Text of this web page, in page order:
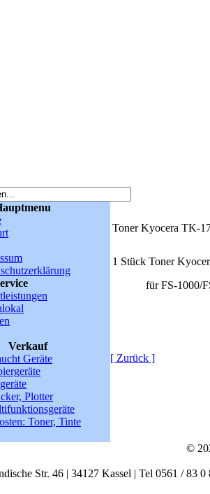
Verkauf
Geräte
Plotter
Toner, Tinte
Toner Kyocera TK-
1 Stück Toner
für FS-1000/FS-
[ Zurück ]
©
Str. 46 | 34127 Kassel | Tel 0561 / 83 0